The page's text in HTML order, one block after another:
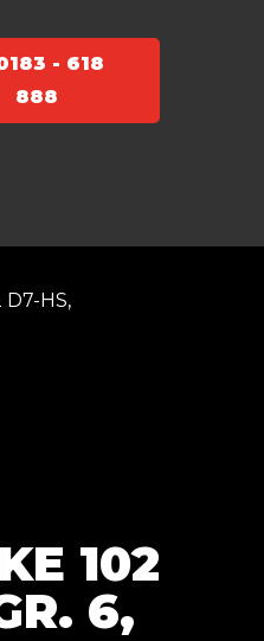
- 618
888
HS,
102
6,